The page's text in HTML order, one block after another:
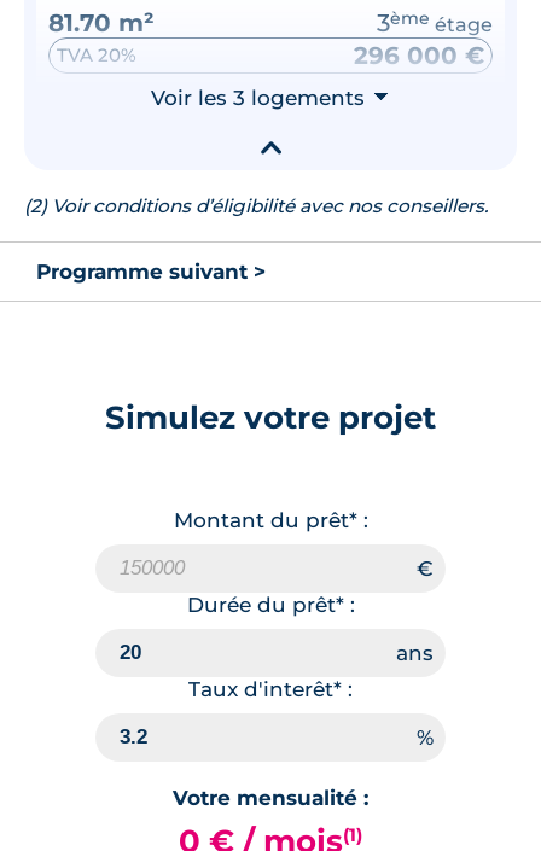
81.70 m²
3ème étage
TVA 20% 296 000 €
Surface annexe
📞
Voir les 3 logements ⮟
▾
(2) Voir conditions d’éligibilité avec nos conseillers.
Programme suivant >
Simulez votre projet
Montant du prêt* :
Durée du prêt* :
Taux d'interêt* :
Votre mensualité :
0 € / mois(1)